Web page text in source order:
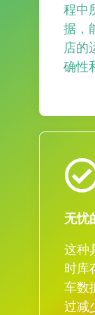
程中
据，
店的
确性
无忧
这种
时库
车数
过减